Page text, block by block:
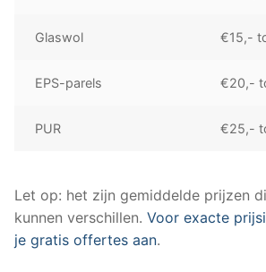
Glaswol €15,-
EPS-parels €20,-
PUR €25,-
Let op: het zijn gemiddelde prijzen
kunnen verschillen. Voor exacte
je gratis offertes aan.